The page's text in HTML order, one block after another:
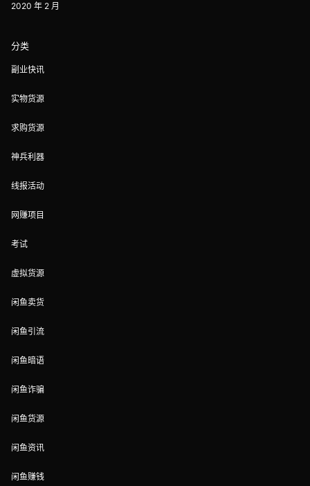
2020 年 2 月
分类
副业快讯
实物货源
求购货源
神兵利器
线报活动
网赚项目
考试
虚拟货源
闲鱼卖货
闲鱼引流
闲鱼暗语
闲鱼诈骗
闲鱼货源
闲鱼资讯
闲鱼赚钱